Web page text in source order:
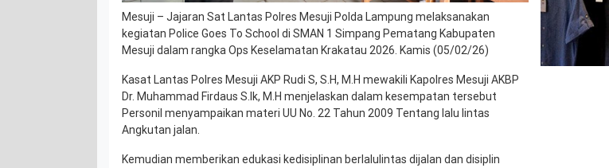
Mesuji – Jajaran Sat Lantas Polres Mesuji Polda Lampung melaksanakan
kegiatan Police Goes To School di SMAN 1 Simpang Pematang Kabupaten
Mesuji dalam rangka Ops Keselamatan Krakatau 2026. Kamis (05/02/26)
Kasat Lantas Polres Mesuji AKP Rudi S, S.H, M.H mewakili Kapolres Mesuji AKBP
Dr. Muhammad Firdaus S.Ik, M.H menjelaskan dalam kesempatan tersebut
Personil menyampaikan materi UU No. 22 Tahun 2009 Tentang lalu lintas
Angkutan jalan.
Kemudian memberikan edukasi kedisiplinan berlalulintas dijalan dan disiplin